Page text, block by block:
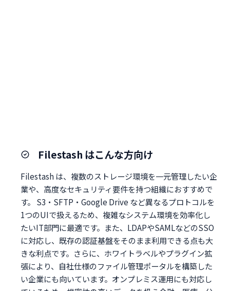
Filestash はこんな方向け
Filestash は、複数のストレージ環境を一元管理したい企
業や、高度なセキュリティ要件を持つ組織におすすめで
す。 S3・SFTP・Google Drive など異なるプロトコルを
1つのUIで扱えるため、複雑なシステム環境を効率化し
たいIT部門に最適です。また、LDAPやSAMLなどのSSO
に対応し、既存の認証基盤をそのまま利用できる点も大
きな利点です。さらに、ホワイトラベルやプラグイン拡
張により、自社仕様のファイル管理ポータルを構築した
い企業にも向いています。オンプレミス運用にも対応し